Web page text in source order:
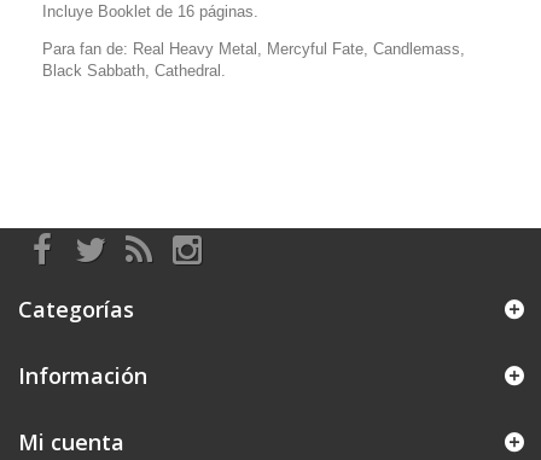
Incluye Booklet de 16 páginas.
Para fan de: Real Heavy Metal, Mercyful Fate, Candlemass,
Black Sabbath, Cathedral.
Categorías
Información
Mi cuenta